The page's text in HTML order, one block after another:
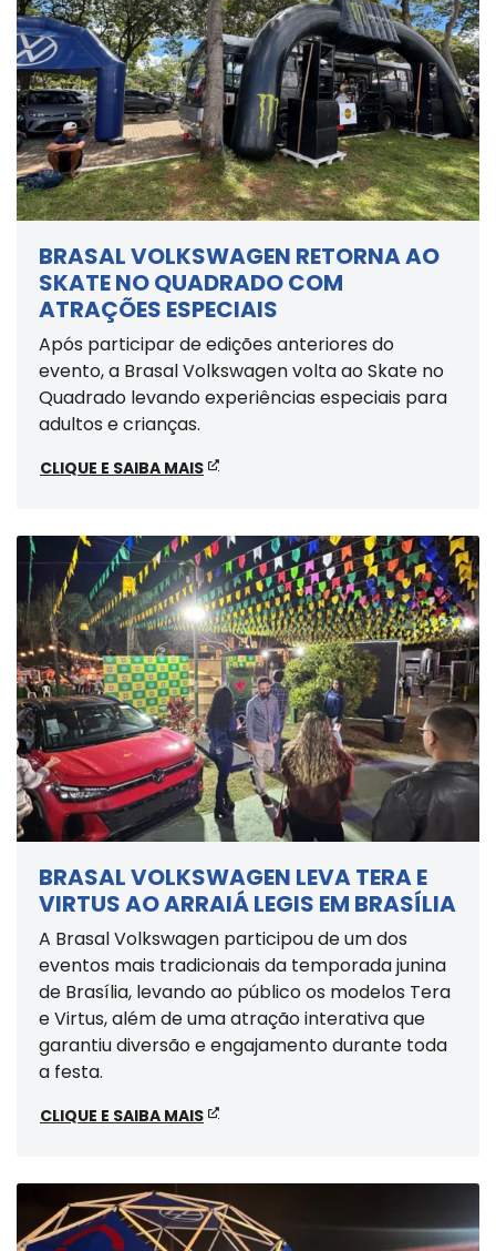
BRASAL VOLKSWAGEN RETORNA AO
SKATE NO QUADRADO COM
ATRAÇÕES ESPECIAIS
Após participar de edições anteriores do
evento, a Brasal Volkswagen volta ao Skate no
Quadrado levando experiências especiais para
adultos e crianças.
CLIQUE E SAIBA MAIS
BRASAL VOLKSWAGEN LEVA TERA E
VIRTUS AO ARRAIÁ LEGIS EM BRASÍLIA
A Brasal Volkswagen participou de um dos
eventos mais tradicionais da temporada junina
de Brasília, levando ao público os modelos Tera
e Virtus, além de uma atração interativa que
garantiu diversão e engajamento durante toda
a festa.
CLIQUE E SAIBA MAIS